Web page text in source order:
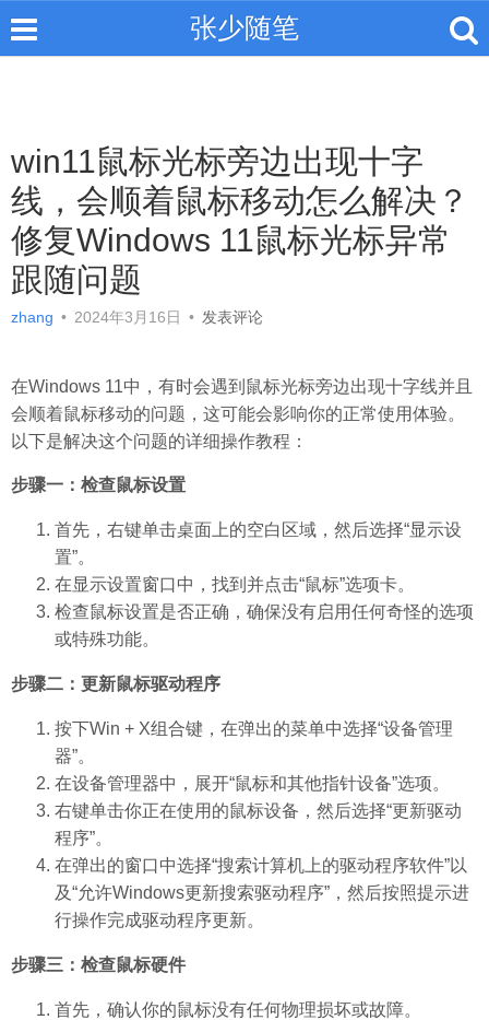
张少随笔
win11鼠标光标旁边出现十字
线，会顺着鼠标移动怎么解决？
修复Windows 11鼠标光标异常
跟随问题
zhang • 2024年3月16日 • 发表评论
在Windows 11中，有时会遇到鼠标光标旁边出现十字线并且
会顺着鼠标移动的问题，这可能会影响你的正常使用体验。
以下是解决这个问题的详细操作教程：
步骤一：检查鼠标设置
首先，右键单击桌面上的空白区域，然后选择“显示设
置”。
在显示设置窗口中，找到并点击“鼠标”选项卡。
检查鼠标设置是否正确，确保没有启用任何奇怪的选项
或特殊功能。
步骤二：更新鼠标驱动程序
按下Win + X组合键，在弹出的菜单中选择“设备管理
器”。
在设备管理器中，展开“鼠标和其他指针设备”选项。
右键单击你正在使用的鼠标设备，然后选择“更新驱动
程序”。
在弹出的窗口中选择“搜索计算机上的驱动程序软件”以
及“允许Windows更新搜索驱动程序”，然后按照提示进
行操作完成驱动程序更新。
步骤三：检查鼠标硬件
首先，确认你的鼠标没有任何物理损坏或故障。